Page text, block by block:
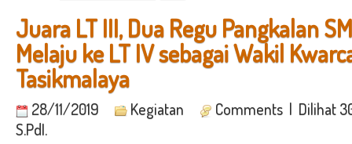
Juara LT III, Dua Regu Pangkalan
Melaju ke LT IV sebagai Wakil
Tasikmalaya
28/11/2019 Kegiatan Comments | Dilihat
S.PdI.